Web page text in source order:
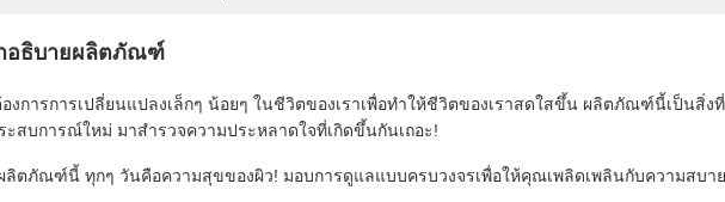
อธิบายผลิตภัณฑ์
องการการเปลี่ยนแปลงเล็กๆ น้อยๆ ในชีวิตของเราเพื่อทำให้ชีวิตของเราสดใสขึ้น ผลิตภัณฑ์นี้เป็นสิ่
ะสบการณ์ใหม่ มาสำรวจความประหลาดใจที่เกิดขึ้นกันเถอะ!
ลิตภัณฑ์นี้ ทุกๆ วันคือความสุขของผิว! มอบการดูแลแบบครบวงจรเพื่อให้คุณเพลิดเพลินกับความสบา